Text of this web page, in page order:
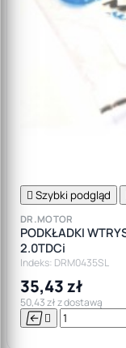
 Szybki podgląd
DR.MOTOR
PODKŁADKI
2.0TDCi
Indeks: DRM0435SL
35,43 zł
50,43 zł z dostawą
 